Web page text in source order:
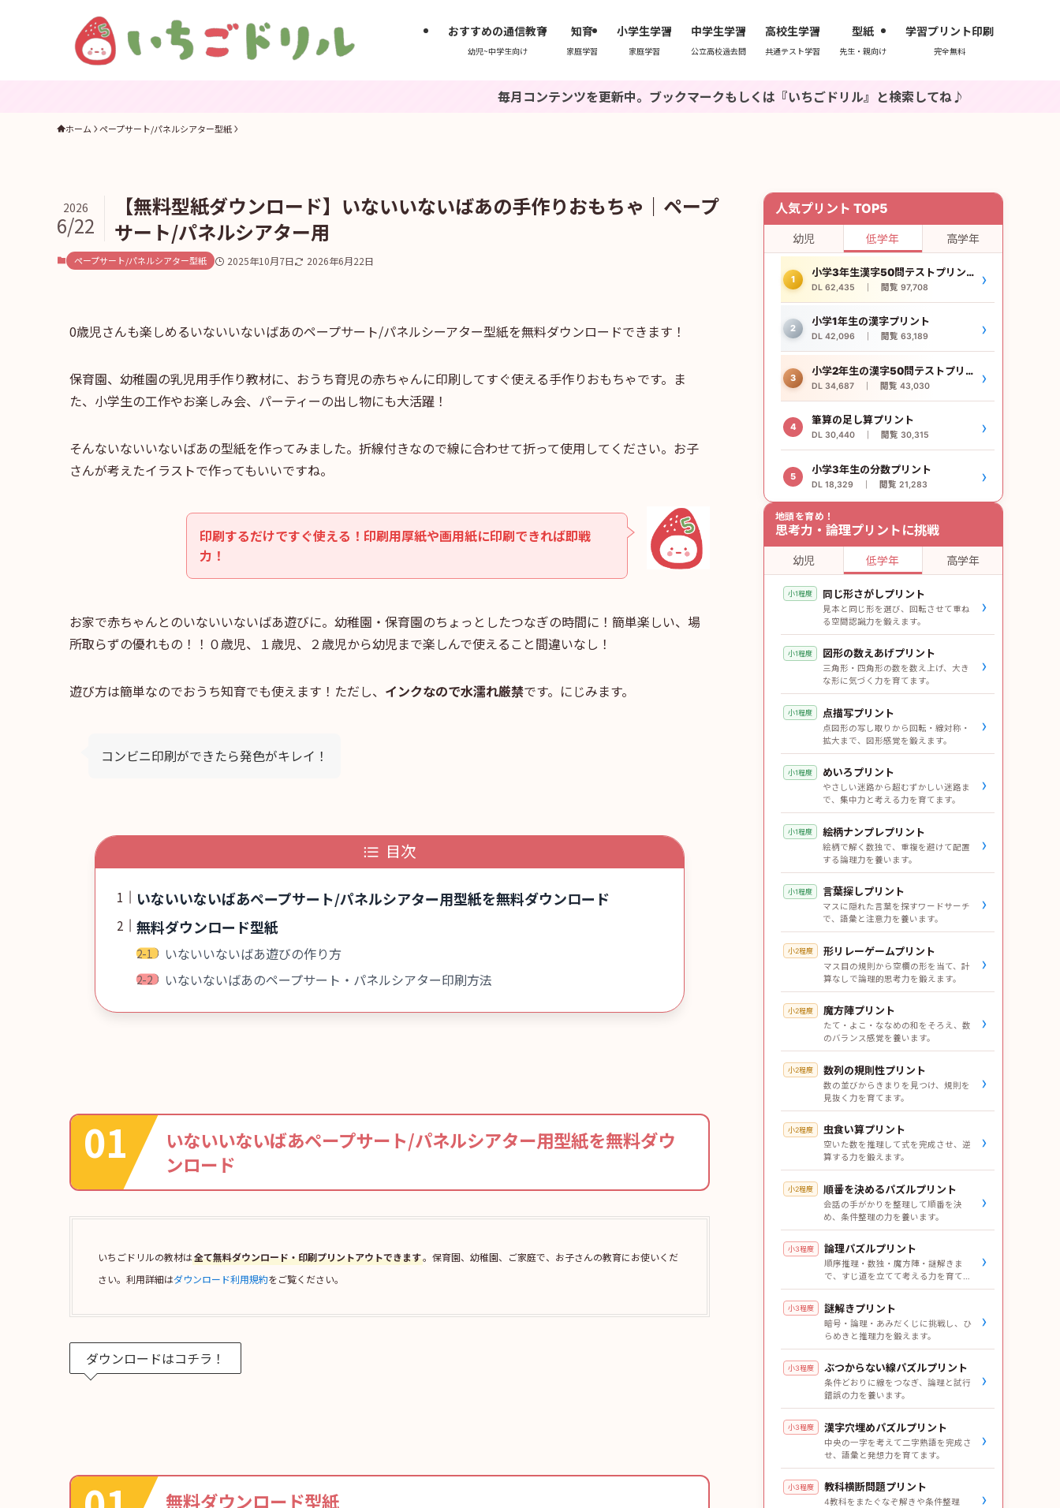
おすすめの通信教育
幼児~中学生向け
知育
家庭学習
小学生学習
家庭学習
中学生学習
公立高校過去問
高校生学習
共通テスト学習
型紙
先生・親向け
学習プリント印刷
完全無料
毎月コンテンツを更新中。ブックマークもしくは『いちごドリル』と検索してね♪
ホーム ペープサート/パネルシアター型紙
【無料型紙ダウンロード】いないいないばあの手作りおもちゃ｜ペープ
サート/パネルシアター用
2026
6/22
ペープサート/パネルシアター型紙 2025年10月7日 2026年6月22日
0歳児さんも楽しめるいないいないばあのペープサート/パネルシーアター型紙を無料ダウンロードできます！
保育園、幼稚園の乳児用手作り教材に、おうち育児の赤ちゃんに印刷してすぐ使える手作りおもちゃです。ま
た、小学生の工作やお楽しみ会、パーティーの出し物にも大活躍！
そんないないいないばあの型紙を作ってみました。折線付きなので線に合わせて折って使用してください。お子
さんが考えたイラストで作ってもいいですね。
印刷するだけですぐ使える！印刷用厚紙や画用紙に印刷できれば即戦
力！
お家で赤ちゃんとのいないいないばあ遊びに。幼稚園・保育園のちょっとしたつなぎの時間に！簡単楽しい、場
所取らずの優れもの！！０歳児、１歳児、２歳児から幼児まで楽しんで使えること間違いなし！
遊び方は簡単なのでおうち知育でも使えます！ただし、 インクなので水濡れ厳禁です。にじみます。
コンビニ印刷ができたら発色がキレイ！
目次
いないいないばあペープサート/パネルシアター用型紙を無料ダウンロード
無料ダウンロード型紙
いないいないばあ遊びの作り方
いないないばあのペープサート・パネルシアター印刷方法
いないいないばあペープサート/パネルシアター用型紙を無料ダウ
ンロード
いちごドリルの教材は全て無料ダウンロード・印刷プリントアウトできます。保育園、幼稚園、ご家庭で、お子さんの教育にお使いくだ
さい。利用詳細はダウンロード利用規約をご覧ください。
ダウンロードはコチラ！
無料ダウンロード型紙
人気プリント TOP5
幼児 低学年 高学年
1
小学3年生漢字50問テストプリント
DL 62,435 ｜ 閲覧 97,708 ›
2
小学1年生の漢字プリント
DL 42,096 ｜ 閲覧 63,189 ›
3
小学2年生の漢字50問テストプリント
DL 34,687 ｜ 閲覧 43,030 ›
4
筆算の足し算プリント
DL 30,440 ｜ 閲覧 30,315 ›
5
小学3年生の分数プリント
DL 18,329 ｜ 閲覧 21,283 ›
地頭を育め！
思考力・論理プリントに挑戦
幼児 低学年 高学年
小1程度 同じ形さがしプリント
見本と同じ形を選び、回転させて重ね
る空間認識力を鍛えます。
›
小1程度 図形の数えあげプリント
三角形・四角形の数を数え上げ、大き
な形に気づく力を育てます。
›
小1程度 点描写プリント
点図形の写し取りから回転・線対称・
拡大まで、図形感覚を鍛えます。
›
小1程度 めいろプリント
やさしい迷路から超むずかしい迷路ま
で、集中力と考える力を育てます。
›
小1程度 絵柄ナンプレプリント
絵柄で解く数独で、重複を避けて配置
する論理力を養います。
›
小1程度 言葉探しプリント
マスに隠れた言葉を探すワードサーチ
で、語彙と注意力を養います。
›
小2程度 形リレーゲームプリント
マス目の規則から空欄の形を当て、計
算なしで論理的思考力を鍛えます。
›
小2程度 魔方陣プリント
たて・よこ・ななめの和をそろえ、数
のバランス感覚を養います。
›
小2程度 数列の規則性プリント
数の並びからきまりを見つけ、規則を
見抜く力を育てます。
›
小2程度 虫食い算プリント
空いた数を推理して式を完成させ、逆
算する力を鍛えます。
›
小2程度 順番を決めるパズルプリント
会話の手がかりを整理して順番を決
め、条件整理の力を養います。
›
小3程度 論理パズルプリント
順序推理・数独・魔方陣・謎解きま
で、すじ道を立てて考える力を育てま
す。
›
小3程度 謎解きプリント
暗号・論理・あみだくじに挑戦し、ひ
らめきと推理力を鍛えます。
›
小3程度 ぶつからない線パズルプリント
条件どおりに線をつなぎ、論理と試行
錯誤の力を養います。
›
小3程度 漢字穴埋めパズルプリント
中央の一字を考えて二字熟語を完成さ
せ、語彙と発想力を育てます。
›
小3程度 教科横断問題プリント
4教科をまたぐなぞ解きや条件整理
›